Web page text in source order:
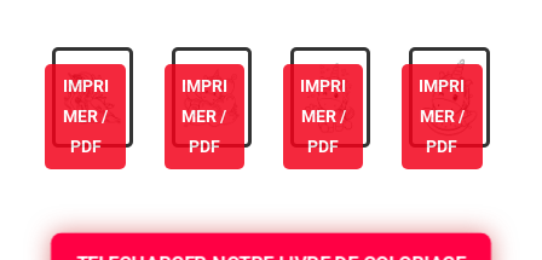
IMPRI
MER /
PDF
IMPRI
MER /
PDF
IMPRI
MER /
PDF
IMPRI
MER /
PDF